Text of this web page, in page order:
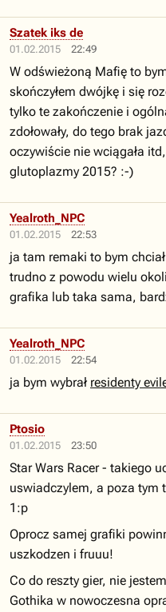
01.02.2015 22:49
Szatek iks de
W odświeżoną Mafię to
skończyłem dwójkę i się
tylko te zakończenie i
zdołowały, do tego brak
oczywiście nie wciągała
glutoplazmy 2015? :-)
01.02.2015 22:53
Yealroth_NPC
ja tam remaki to bym
trudno z powodu wielu
grafika lub taka sama,
01.02.2015 22:54
Yealroth_NPC
ja bym wybrał residenty
01.02.2015 23:50
Ptosio
Star Wars Racer - takiego
uswiadczylem, a poza tym
1:p
Oprocz samej grafiki
uszkodzen i fruuu!
Co do reszty gier, nie
Gothika w nowoczesna